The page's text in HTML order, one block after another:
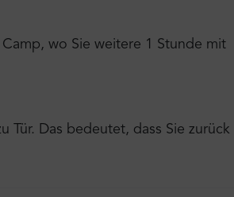
wo Sie weitere 1 Stunde mit
Tür. Das bedeutet, dass Sie zurück